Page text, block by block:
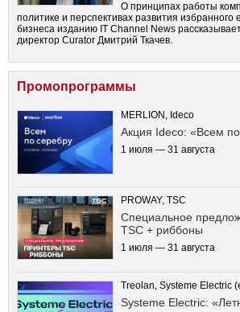
О принципах работы
политике и перспективах развития избранного
бизнеса изданию IT Channel News
директор Curator Дмитрий Ткачев.
Промопрограммы
MERLION, Ideco
Акция Ideco: «Всем
1 июля — 31 августа
PROWAY, TSC
Специальное
TSC + риббоны
1 июля — 31 августа
Treolan, Systeme Electric
Systeme Electric: